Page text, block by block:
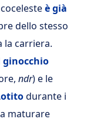
è già
dello stesso
la carriera.
ndr) e le
durante i
maturare